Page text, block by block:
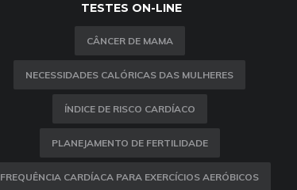
TESTES ON-LINE
CÂNCER DE MAMA
NECESSIDADES CALÓRICAS DAS MULHERES
ÍNDICE DE RISCO CARDÍACO
PLANEJAMENTO DE FERTILIDADE
FREQUÊNCIA CARDÍACA PARA EXERCÍCIOS AERÓBICOS